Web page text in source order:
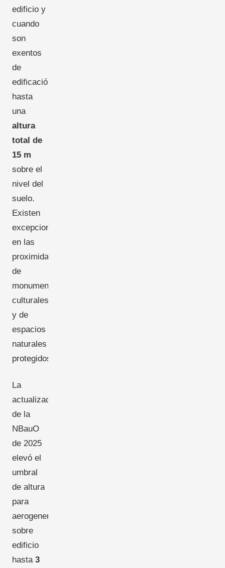
edificio y
cuando
son
exentos
de
edificación
hasta
una
altura
total de
15 m
sobre el
nivel del
suelo.
Existen
excepciones
en las
proximidades
de
monumentos
culturales
y de
espacios
naturales
protegidos.
La
actualización
de la
NBauO
de 2025
elevó el
umbral
de altura
para
aerogeneradores
sobre
edificio
hasta 3